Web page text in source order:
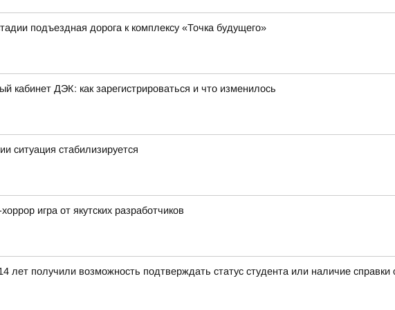
подъездная дорога к комплексу «Точка будущего»
кабинет ДЭК: как зарегистрироваться и что изменилось
ситуация стабилизируется
игра от якутских разработчиков
лет получили возможность подтверждать статус студента или наличие